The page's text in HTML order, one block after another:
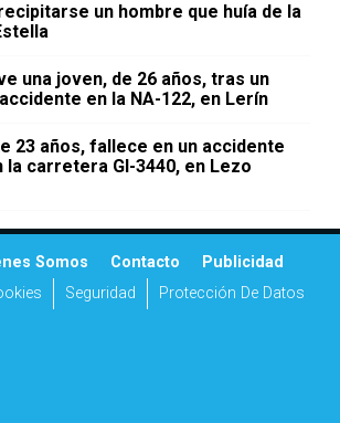
un hombre que huía de la
una joven, de 26 años, tras un
en la NA-122, en Lerín
23 años, fallece en un accidente
la carretera GI-3440, en Lezo
Somos Contacto
Publicidad
Seguridad Protección De Datos